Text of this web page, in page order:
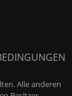
Alle anderen